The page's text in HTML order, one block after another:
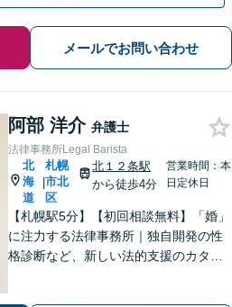
メールでお問い合わせ
阿部 洋介 弁護士
法律事務所Legal Barista
北
海
道
|
札幌
市北
区
北１２条駅
から徒歩4分
営業時間：本
日定休日
【札幌駅5分】【初回相談無料】「婚」
に注力する法律事務所｜独自開発の性
格診断など、新しい法的支援のカタチ